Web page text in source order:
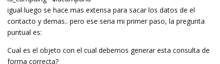
igual luego se hace mas extensa para sacar los datos de el
contacto y demas.. pero ese seria mi primer paso, la pregunta
puntual es:
Cual es el objeto con el cual debemos generar esta consulta de
forma correcta?